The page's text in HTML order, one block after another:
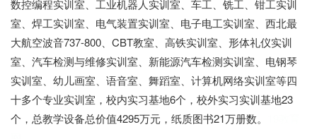
数控编程实训室、工业机器人实训室、车工、铣工、钳工实训
室、焊工实训室、电气装置实训室、电子电工实训室、西北最
大航空波音737-800、CBT教室、高铁实训室、形体礼仪实训
室、汽车检测与维修实训室、新能源汽车检测实训室、电钢琴
实训室、幼儿画室、语音室、舞蹈室、计算机网络实训室等四
十多个专业实训室，校内实习基地6个，校外实习实训基地23
个，总教学设备总价值4295万元，纸质图书21万册数。